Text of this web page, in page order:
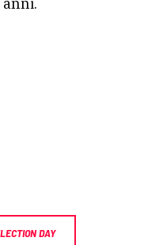
DAY